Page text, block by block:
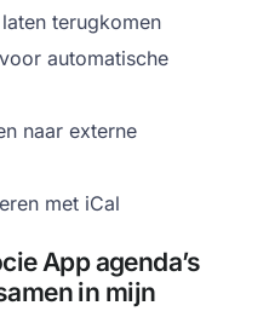
terugkomen
automatische
naar externe
met iCal
App agenda’s
in mijn